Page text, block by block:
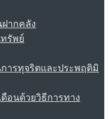
ฝากคลัง
รัพย์
การทุจริตและประพฤติมิ
ดือนด้วยวิธีการทาง